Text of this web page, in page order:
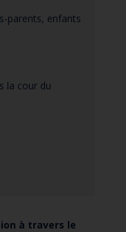
parents, enfants
la cour du
à travers le